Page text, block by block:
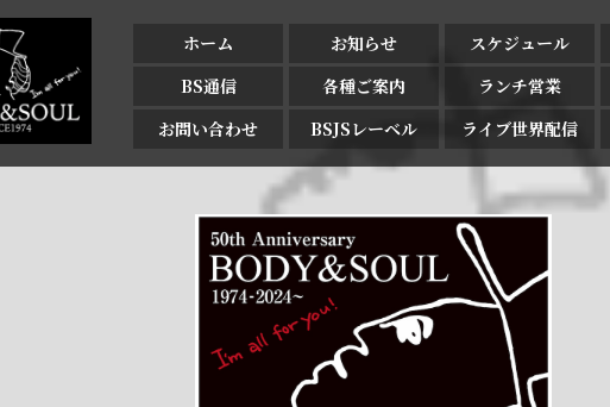
ホーム お知らせ スケジュール
BS通信
各種ご案内 ランチ営業
お問い合わせ
BSJSレーベル ライブ世界配信